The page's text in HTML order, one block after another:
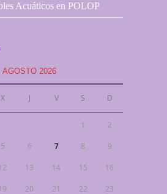
Acuáticos en POLOP
AGOSTO 2026
X J V S D
1 2
5 6 7 8 9
13 14 15 16
20 21 22 23